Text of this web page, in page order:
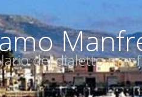
del dialetto